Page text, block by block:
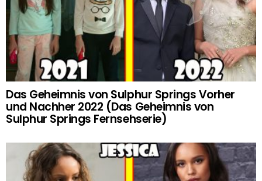
Das Geheimnis von Sulphur Springs Vorher
und Nachher 2022 (Das Geheimnis von
Sulphur Springs Fernsehserie)